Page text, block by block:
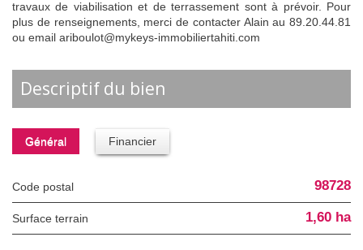
travaux de viabilisation et de terrassement sont à prévoir. Pour
plus de renseignements, merci de contacter Alain au 89.20.44.81
ou email ariboulot@mykeys-immobiliertahiti.com
descriptif du bien
Général Financier
Code postal 98728
surface terrain 1,60 ha